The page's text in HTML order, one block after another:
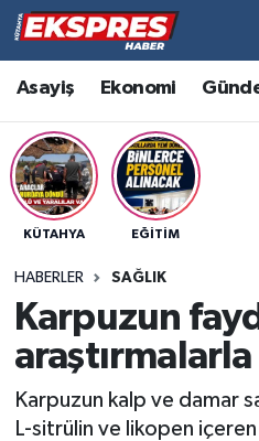
Asayiş Ekonomi
KÜTAHYA EĞITIM
HABERLER SAĞLIK
Karpuzun
araştırmalarla
Karpuzun kalp ve damar
L-sitrülin ve likopen
Altıntaş
Asayiş
Aslanapa
Bölge
Çavdarhisar
Domaniç
Hava Durumu
Trafik Durumu
Süper Lig Puan
Son Dakika Haberleri
Haber Arşivi